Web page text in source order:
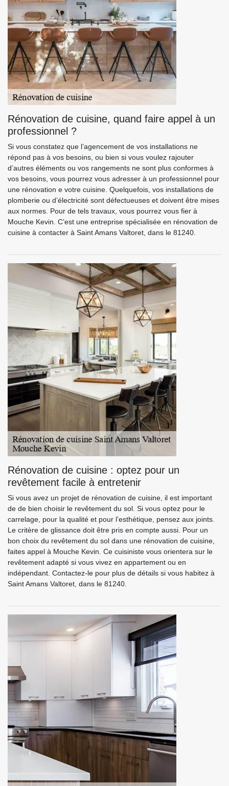
Rénovation de cuisine, quand faire appel à un
professionnel ?
Si vous constatez que l’agencement de vos installations ne
répond pas à vos besoins, ou bien si vous voulez rajouter
d’autres éléments ou vos rangements ne sont plus conformes à
vos besoins, vous pourrez vous adresser à un professionnel pour
une rénovation e votre cuisine. Quelquefois, vos installations de
plomberie ou d’électricité sont défectueuses et doivent être mises
aux normes. Pour de tels travaux, vous pourrez vous fier à
Mouche Kevin. C’est une entreprise spécialisée en rénovation de
cuisine à contacter à Saint Amans Valtoret, dans le 81240.
Rénovation de cuisine : optez pour un
revêtement facile à entretenir
Si vous avez un projet de rénovation de cuisine, il est important
de de bien choisir le revêtement du sol. Si vous optez pour le
carrelage, pour la qualité et pour l’esthétique, pensez aux joints.
Le critère de glissance doit être pris en compte aussi. Pour un
bon choix du revêtement du sol dans une rénovation de cuisine,
faites appel à Mouche Kevin. Ce cuisiniste vous orientera sur le
revêtement adapté si vous vivez en appartement ou en
indépendant. Contactez-le pour plus de détails si vous habitez à
Saint Amans Valtoret, dans le 81240.